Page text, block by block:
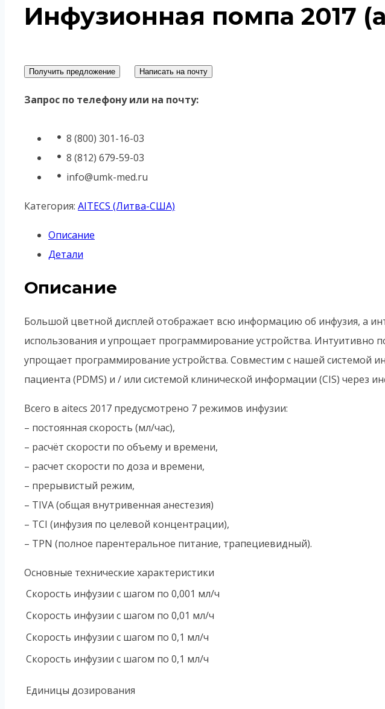
Инфузионная помпа 2017
Получить предложение Написать на почту
Запрос по телефону или на почту:
8 (800) 301-16-03
8 (812) 679-59-03
info@umk-med.ru
Категория: AITECS (Литва-США)
Описание
Детали
Описание
Большой цветной дисплей отображает всю информацию об инфузия, а
использования и упрощает программирование устройства. Интуитивно
упрощает программирование устройства. Совместим с нашей системой
пациента (PDMS) и / или системой клинической информации (CIS) через
Всего в aitecs 2017 предусмотрено 7 режимов инфузии:
– постоянная скорость (мл/час),
– расчёт скорости по объему и времени,
– расчет скорости по доза и времени,
– прерывистый режим,
– TIVA (общая внутривенная анестезия)
– TCI (инфузия по целевой концентрации),
– TPN (полное парентеральное питание, трапециевидный).
Основные технические характеристики
Скорость инфузии с шагом по 0,001 мл/ч
Скорость инфузии с шагом по 0,01 мл/ч
Скорость инфузии с шагом по 0,1 мл/ч
Скорость инфузии с шагом по 0,1 мл/ч
Единицы дозирования